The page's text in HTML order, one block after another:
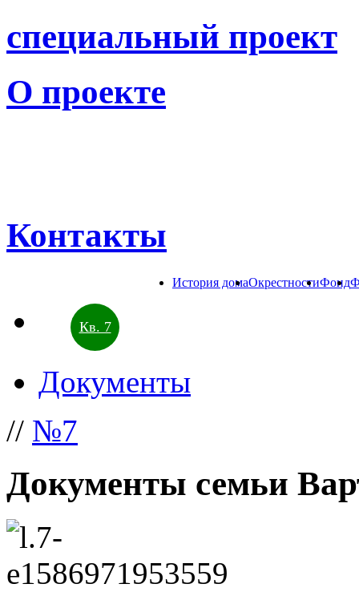
специальный проект
О проекте
Контакты
История домаОкрестностиФонд
Кв. 7
Документы
// №7
Документы семьи